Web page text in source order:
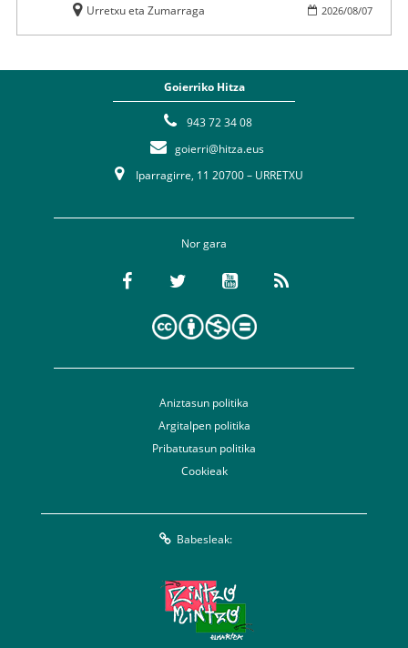
2026/08/07
Urretxu eta Zumarraga
Goierriko Hitza
943 72 34 08
goierri@hitza.eus
Iparragirre, 11 20700 – URRETXU
Nor gara
Aniztasun politika
Argitalpen politika
Pribatutasun politika
Cookieak
Babesleak: